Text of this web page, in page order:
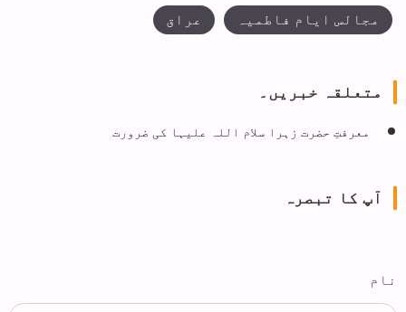
مجالس ایام فاطمیہ عراق
متعلقہ خبریں۔
معرفتِ حضرت زہرا سلام اللہ علیہا کی ضرورت
آپ کا تبصرہ
نام